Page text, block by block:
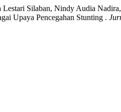
Silaban, Nindy Audia
Upaya Pencegahan Stunting .